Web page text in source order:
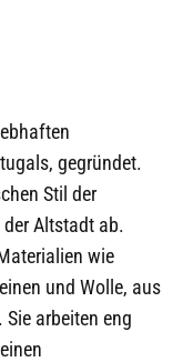
gegründet.
Stil der
der Altstadt ab.
wie
und Wolle, aus
arbeiten eng